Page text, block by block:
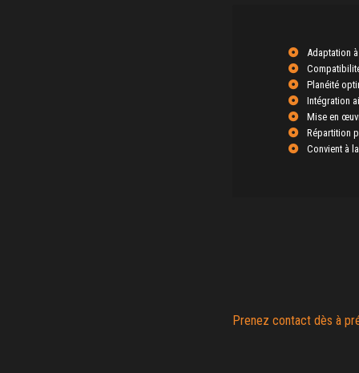
Adaptation
Planéité
Intégration
Mise en
Répartition
Convient à
Prenez contact dès à